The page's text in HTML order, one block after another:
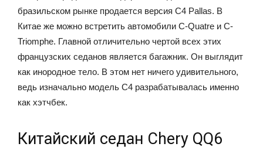
бразильском рынке продается версия C4 Pallas. В
Китае же можно встретить автомобили C-Quatre и C-
Triomphe. Главной отличительно чертой всех этих
французских седанов является багажник. Он выглядит
как инородное тело. В этом нет ничего удивительного,
ведь изначально модель C4 разрабатывалась именно
как хэтчбек.
Китайский седан Chery QQ6